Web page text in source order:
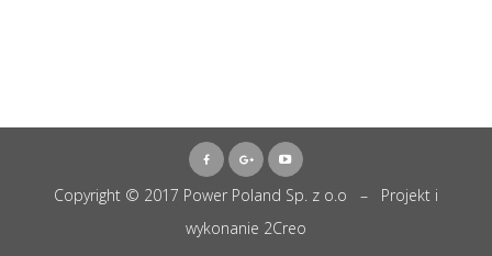
Copyright © 2017 Power Poland Sp. z o.o – Projekt i
wykonanie 2Creo